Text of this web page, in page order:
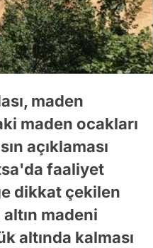
maden
maden ocakları
açıklaması
faaliyet
dikkat çekilen
madeni
altında kalması